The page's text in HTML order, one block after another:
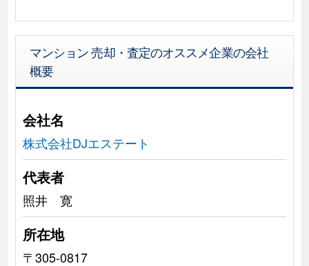
マンション 売却・査定のオススメ企業の会社
概要
会社名
株式会社DJエステート
代表者
照井 寛
所在地
〒305-0817